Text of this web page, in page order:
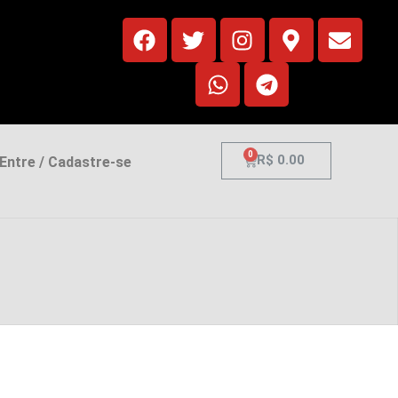
Entre / Cadastre-se R$ 0.00
0